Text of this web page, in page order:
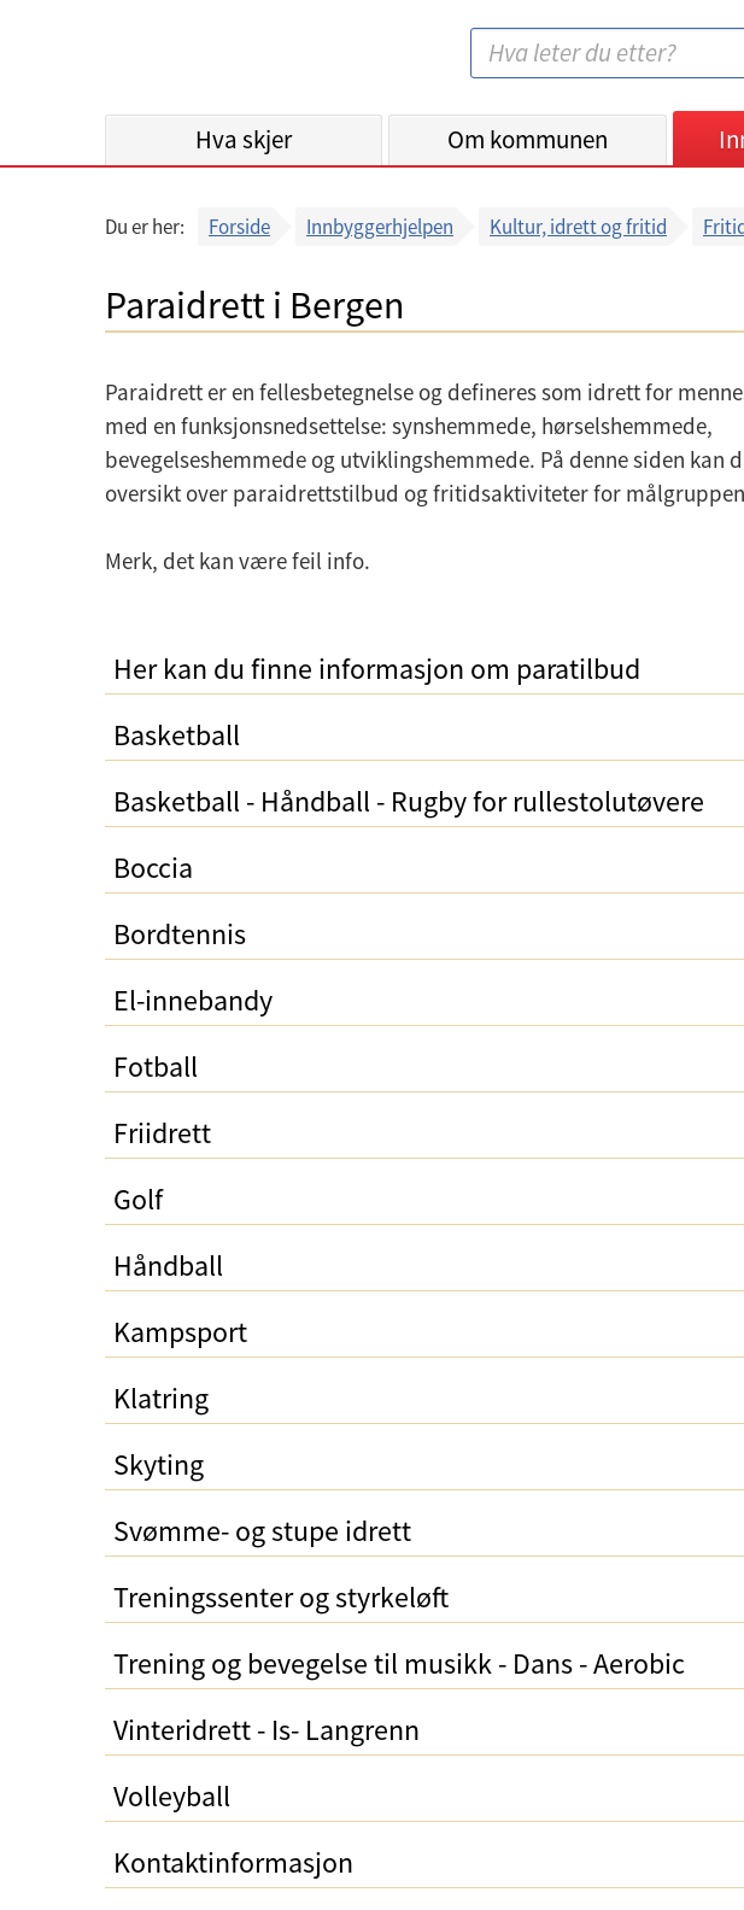
e
k
m
m
n
e
ø
k
:
Hva skjer Om kommunen
Du er her: Forside Innbyggerhjelpen Kultur, idrett og fritid
Paraidrett i Bergen
Paraidrett er en fellesbetegnelse og defineres som idrett for
med en funksjonsnedsettelse: synshemmede, hørselshemmede,
bevegelseshemmede og utviklingshemmede. På denne siden kan
oversikt over paraidrettstilbud og fritidsaktiviteter for
Merk, det kan være feil info.
Her kan du finne informasjon om paratilbud
Basketball
Basketball - Håndball - Rugby for rullestolutøvere
Boccia
Bordtennis
El-innebandy
Fotball
Friidrett
Golf
Håndball
Kampsport
Klatring
Skyting
Svømme- og stupe idrett
Treningssenter og styrkeløft
Trening og bevegelse til musikk - Dans - Aerobic
Vinteridrett - Is- Langrenn
Volleyball
Kontaktinformasjon